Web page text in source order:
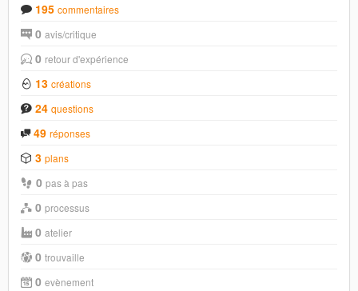
195 commentaires
0 avis/critique
0 retour d'expérience
13 créations
24 questions
49 réponses
3 plans
0 pas à pas
0 processus
0 atelier
0 trouvaille
0 evènement